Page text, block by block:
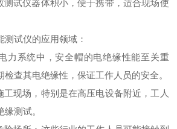
试仪器体积小，便于携带，适合现场使
试仪的应用领域：
系统中，安全帽的电绝缘性能至关重
查其电绝缘性，保证工作人员的安全。
现场，特别是在高压电设备附近，工人
测试。